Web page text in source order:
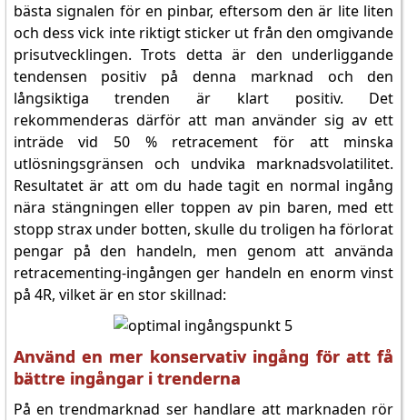
bästa signalen för en pinbar, eftersom den är lite liten
och dess vick inte riktigt sticker ut från den omgivande
prisutvecklingen. Trots detta är den underliggande
tendensen positiv på denna marknad och den
långsiktiga trenden är klart positiv. Det
rekommenderas därför att man använder sig av ett
inträde vid 50 % retracement för att minska
utlösningsgränsen och undvika marknadsvolatilitet.
Resultatet är att om du hade tagit en normal ingång
nära stängningen eller toppen av pin baren, med ett
stopp strax under botten, skulle du troligen ha förlorat
pengar på den handeln, men genom att använda
retracementing-ingången ger handeln en enorm vinst
på 4R, vilket är en stor skillnad:
Använd en mer konservativ ingång för att få
bättre ingångar i trenderna
På en trendmarknad ser handlare att marknaden rör